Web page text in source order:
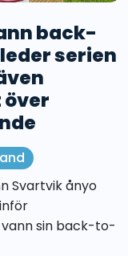
back-
serien
över
Svartvik ånyo
sin back-to-